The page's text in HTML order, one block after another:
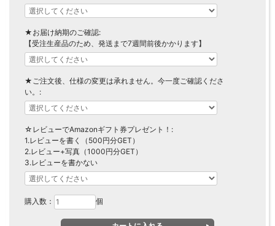
★お届け納期のご確認:
【受注生産品のため、発送まで7週間前後かかります】
★ご注文後、仕様の変更は承れません。今一度ご確認くださ
い。:
☆レビューでAmazonギフト券プレゼント！:
1.レビューを書く（500円分GET）
2.レビュー+写真（1000円分GET）
3.レビューを書かない
購入数： 個